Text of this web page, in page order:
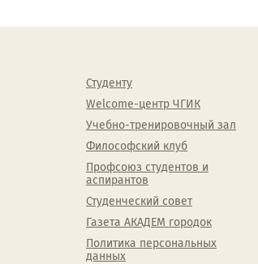
Студенту
Welcome-центр ЧГИК
Учебно-тренировочный зал
Философский клуб
Профсоюз студентов и
аспирантов
Студенческий совет
Газета АКАДЕМ городок
Политика персональных
данных